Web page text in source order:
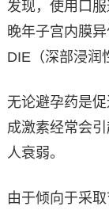
发现，使用口
晚年子宫内膜
DIE（深部浸润
无论避孕药是
成激素经常会
人衰弱。
由于倾向于采